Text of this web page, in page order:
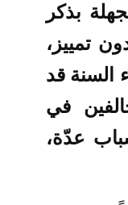
بذكر
تمييز،
السنة قد
في
عدّة،